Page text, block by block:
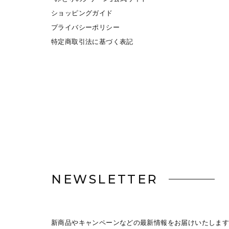
ショッピングガイド
プライバシーポリシー
特定商取引法に基づく表記
NEWSLETTER
新商品やキャンペーンなどの最新情報をお届けいたします